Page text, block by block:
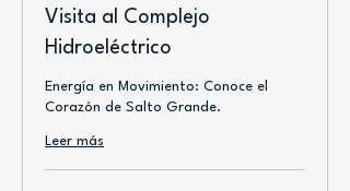
Visita al Complejo
Hidroeléctrico
Energía en Movimiento: Conoce el
Corazón de Salto Grande.
Leer más